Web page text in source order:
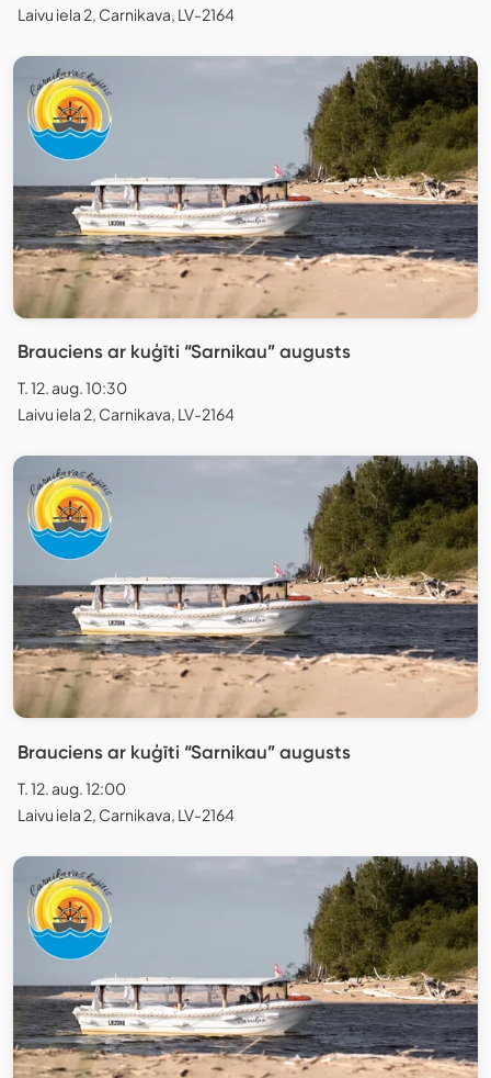
Laivu iela 2, Carnikava, LV-2164
Brauciens ar kuģīti “Sarnikau” augusts
T. 12. aug. 10:30
Laivu iela 2, Carnikava, LV-2164
Brauciens ar kuģīti “Sarnikau” augusts
T. 12. aug. 12:00
Laivu iela 2, Carnikava, LV-2164